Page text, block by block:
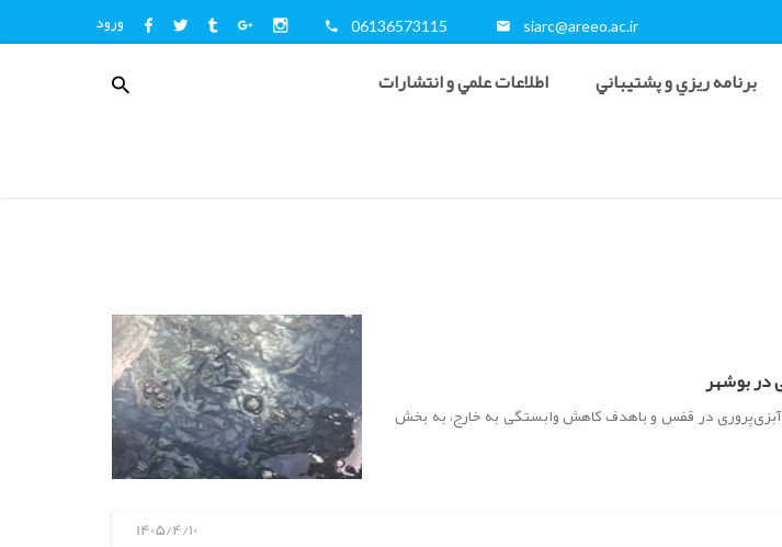
ورود 06136573115 siarc@areeo.ac.ir
منوی
کاربری
برنامه ريزي و پشتيباني اطلاعات علمي و انتشارات
در بوشهر
در قفس و باهدف کاهش وابستگی به خارج، به بخش
1405/4/10